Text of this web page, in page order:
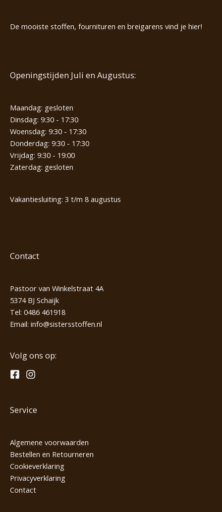
De mooiste stoffen, fournituren en breigarens vind je hier!
Openingstijden Juli en Augustus:
Maandag: gesloten
Dinsdag: 9:30 - 17:30
Woensdag: 9:30 - 17:30
Donderdag: 9:30 - 17:30
Vrijdag: 9:30 - 19:00
Zaterdag: gesloten
Vakantiesluiting: 3 t/m 8 augustus
Contact
Pastoor van Winkelstraat 4A
5374 BJ Schaijk
Tel: 0486 461918
Email: info@sistersstoffen.nl
Volg ons op:
Service
Algemene voorwaarden
Bestellen en Retourneren
Cookieverklaring
Privacyverklaring
Contact